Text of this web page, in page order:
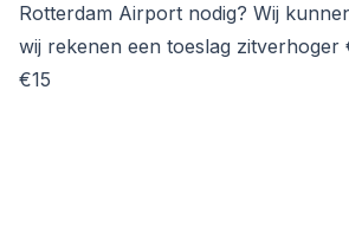
Rotterdam Airport nodig? Wij
wij rekenen een toeslag zitverhoger
€15